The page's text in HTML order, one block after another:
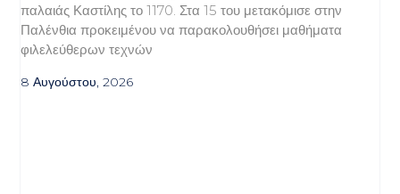
παλαιάς Καστίλης το 1170. Στα 15 του μετακόμισε στην
Παλένθια προκειμένου να παρακολουθήσει μαθήματα
φιλελεύθερων τεχνών
8 Αυγούστου, 2026